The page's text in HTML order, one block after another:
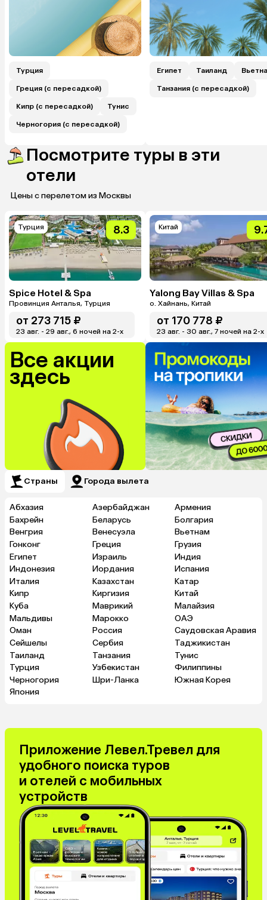
Турция
Греция (с пересадкой)
Кипр (с пересадкой) Тунис
Черногория (с пересадкой)
Египет Таиланд
Танзания (с пересадкой)
Посмотрите туры в эти
отели
Цены с перелетом из Москвы
Турция 8.3
Spice Hotel & Spa
Провинция Анталья, Турция
от 273 715 ₽
23 авг. - 29 авг., 6 ночей на 2-x
Китай
Yalong Bay Villas & Spa
о. Хайнань, Китай
от 170 778 ₽
23 авг. - 30 авг., 7 ночей на 2-x
Все акции
здесь
Страны Города вылета
Абхазия Азербайджан
Армения
Бахрейн
Беларусь
Болгария
Венгрия
Венесуэла
Вьетнам
Гонконг
Греция
Грузия
Египет
Израиль
Индия
Индонезия
Иордания
Испания
Италия
Казахстан
Катар
Кипр
Киргизия
Китай
Куба
Маврикий
Малайзия
Мальдивы
Марокко
ОАЭ
Оман
Россия
Саудовская Аравия
Сейшелы
Сербия
Таджикистан
Таиланд
Танзания
Тунис
Турция
Узбекистан
Филиппины
Черногория
Шри-Ланка
Южная Корея
Япония
Приложение Левел.Тревел для
удобного поиска туров
и отелей с мобильных
устройств